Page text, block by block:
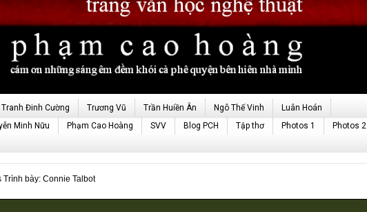
Tranh Đinh Cường Trương Vũ Trần Huiền Ân Ngô Thế Vinh
Luân Hoán
Minh Nữu Phạm Cao Hoàng SVV Blog PCH Tập thơ Photos 1
Photos 2
Trình bày: Connie Talbot